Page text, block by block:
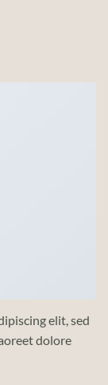
elit, sed
dolore